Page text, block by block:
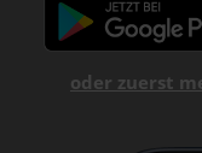
oder zuerst